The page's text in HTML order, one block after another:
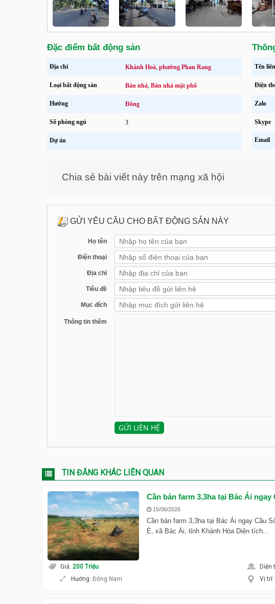
Đặc điểm bất động sản
Địa chỉ Khánh Hoà,phường Phan Rang
Loại bất động sản Bán nhà,Bán nhà mặt phố
Hướng Đông
Số phòng ngủ 3
Dự án
Tên
Điện
Zalo
Skype
Email
Chia sẻ bài viết này trên mạng xã hội
GỬI YÊU CẦU CHO BẤT ĐỘNG SẢN NÀY
Họ tên
Điện thoại
Địa chỉ
Tiêu đề
Mục đích
Thông tin thêm
TIN ĐĂNG KHÁC LIÊN QUAN
Cần bán farm 3,3ha tại Bác Ái
15/06/2026
Cần bán farm 3,3ha tại Bác Ái ngay Cầu
É, xã Bác Ái, tỉnh Khánh Hòa Diện tích...
Giá: 200 Triệu Diện
Hướng: Đông Nam Vị trí: